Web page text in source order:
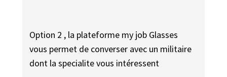
Option 2 , la plateforme my job Glasses
vous permet de converser avec un militaire
dont la specialite vous intéressent